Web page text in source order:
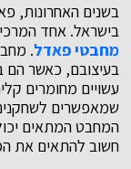
בשנים האחרונות,
בישראל. אחד
מחבטי פאדל.
בעיצובם, כאשר הם
עשויים מחומרים
שמאפשרים
המחבט המתאים
חשוב להתאים את